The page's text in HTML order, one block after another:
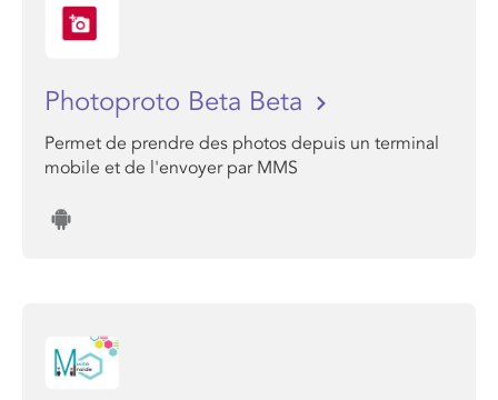
Photoproto Beta Beta
Permet de prendre des photos depuis un terminal
mobile et de l'envoyer par MMS